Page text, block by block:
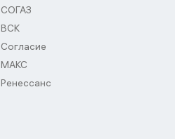
СОГАЗ
ВСК
Согласие
МАКС
Ренессанс